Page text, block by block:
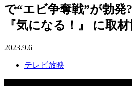
で“エビ争奪戦”が勃
『気になる！』 に取
2023.9.6
テレビ放映